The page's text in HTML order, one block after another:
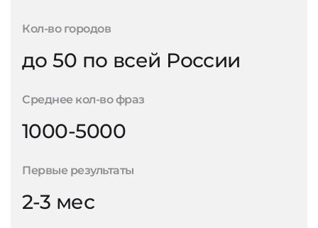
Кол-во городов
до 50 по всей России
Среднее кол-во фраз
1000-5000
Первые результаты
2-3 мес